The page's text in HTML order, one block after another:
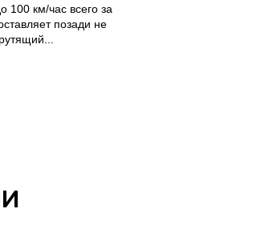
100 км/час всего за
позади не